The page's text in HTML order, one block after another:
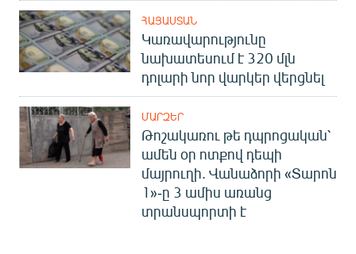
ՀԱՅԱՍՏԱՆ
Կառավարությունը
նախատեսում է 320 մլն
դոլարի նոր վարկեր վերցնել
ՄԱՐԶԵՐ
Թոշակառու թե դպրոցական՝
ամեն օր ոտքով դեպի
մայրուղի. Վանաձորի «Տարոն
1»-ը 3 ամիս առանց
տրանսպորտի է